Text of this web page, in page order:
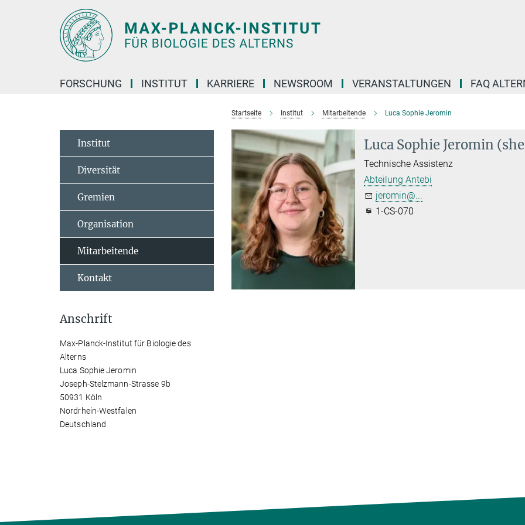
FORSCHUNG INSTITUT KARRIERE NEWSROOM VERANSTALTUNGEN FAQ
Startseite Institut Mitarbeitende Luca Sophie Jeromin
Luca Sophie Jeromin
Technische Assistenz
Abteilung Antebi
jeromin@...
1-CS-070
Institut
Diversität
Gremien
Organisation
Mitarbeitende
Kontakt
Anschrift
Max-Planck-Institut für Biologie des
Alterns
Luca Sophie Jeromin
Joseph-Stelzmann-Strasse 9b
50931 Köln
Nordrhein-Westfalen
Deutschland